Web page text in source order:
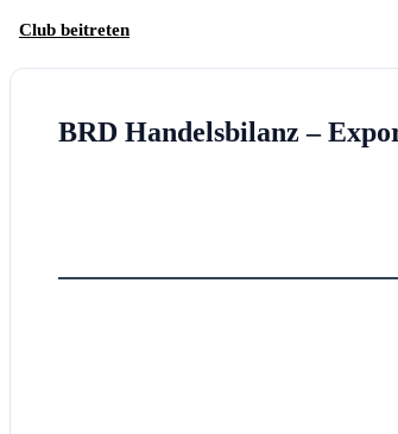
Club beitreten
BRD Handelsbilanz –